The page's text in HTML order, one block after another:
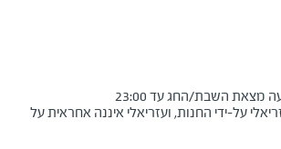
מצאת השבת/החג עד 23:00
על-ידי החנות, ועזריאלי איננה אחראית על